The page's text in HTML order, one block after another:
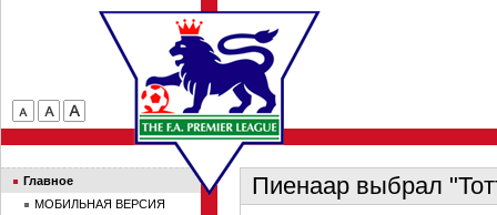
Пиенаар выбрал
Главное
МОБИЛЬНАЯ ВЕРСИЯ